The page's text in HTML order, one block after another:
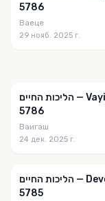
5786
Ваеце
29 нояб. 2025 г.
הליכות החיים — Vayigash
5786
Ваигаш
24 дек. 2025 г.
הליכות החיים — Devorim
5785